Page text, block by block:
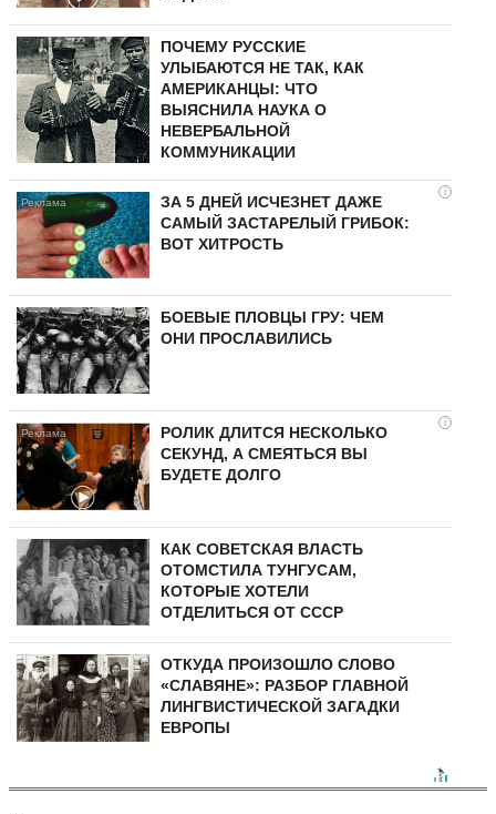
ПОЧЕМУ РУССКИЕ
УЛЫБАЮТСЯ НЕ ТАК, КАК
АМЕРИКАНЦЫ: ЧТО
ВЫЯСНИЛА НАУКА О
НЕВЕРБАЛЬНОЙ
КОММУНИКАЦИИ
i
ЗА 5 ДНЕЙ ИСЧЕЗНЕТ ДАЖЕ
САМЫЙ ЗАСТАРЕЛЫЙ ГРИБОК:
ВОТ ХИТРОСТЬ
БОЕВЫЕ ПЛОВЦЫ ГРУ: ЧЕМ
ОНИ ПРОСЛАВИЛИСЬ
i
РОЛИК ДЛИТСЯ НЕСКОЛЬКО
СЕКУНД, А СМЕЯТЬСЯ ВЫ
БУДЕТЕ ДОЛГО
КАК СОВЕТСКАЯ ВЛАСТЬ
ОТОМСТИЛА ТУНГУCAМ,
КОТОРЫЕ ХОТЕЛИ
ОТДЕЛИТЬСЯ ОТ СССР
ОТКУДА ПРОИЗОШЛО СЛОВО
«СЛАВЯНЕ»: РАЗБОР ГЛАВНОЙ
ЛИНГВИСТИЧЕСКОЙ ЗАГАДКИ
ЕВРОПЫ